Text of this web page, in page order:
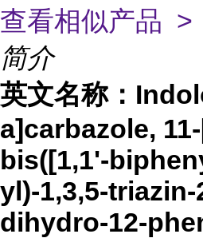
查看相似产品 >
简介
英文名称：
a]carbazole,
bis([1,1'-
yl)-1,3,5-triazin-
dihydro-12-